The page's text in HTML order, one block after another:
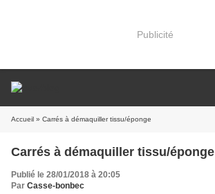
Publicité
Accueil » Carrés à démaquiller tissu/éponge
Carrés à démaquiller tissu/éponge
Publié le 28/01/2018 à 20:05
Par Casse-bonbec